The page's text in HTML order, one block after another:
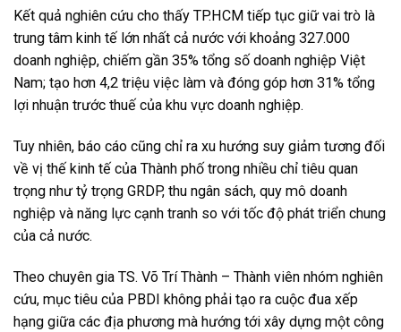
Kết quả nghiên cứu cho thấy TP.HCM tiếp tục giữ vai trò là
trung tâm kinh tế lớn nhất cả nước với khoảng 327.000
doanh nghiệp, chiếm gần 35% tổng số doanh nghiệp Việt
Nam; tạo hơn 4,2 triệu việc làm và đóng góp hơn 31% tổng
lợi nhuận trước thuế của khu vực doanh nghiệp.
Tuy nhiên, báo cáo cũng chỉ ra xu hướng suy giảm tương đối
về vị thế kinh tế của Thành phố trong nhiều chỉ tiêu quan
trọng như tỷ trọng GRDP, thu ngân sách, quy mô doanh
nghiệp và năng lực cạnh tranh so với tốc độ phát triển chung
của cả nước.
Theo chuyên gia TS. Võ Trí Thành – Thành viên nhóm nghiên
cứu, mục tiêu của PBDI không phải tạo ra cuộc đua xếp
hạng giữa các địa phương mà hướng tới xây dựng một công